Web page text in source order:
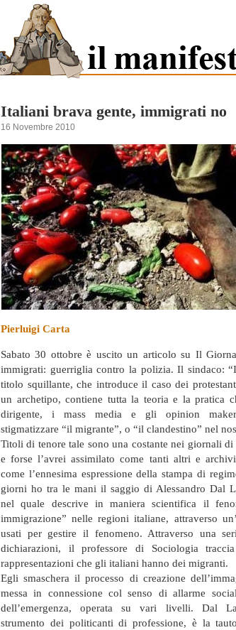
Italiani brava gente, immigrati no
16 Novembre 2010
Pierluigi Carta
Sabato 30 ottobre è uscito un articolo su Il
immigrati: guerriglia contro la polizia. Il sindaco:
titolo squillante, che introduce il caso dei
un archetipo, contiene tutta la teoria e la pratica
dirigente, i mass media e gli opinion
stigmatizzare “il migrante”, o “il clandestino” nel
Titoli di tenore tale sono una costante nei giornali di
e forse l’avrei assimilato come tanti altri e
come l’ennesima espressione della stampa di
giorni ho tra le mani il saggio di Alessandro Dal
nel quale descrive in maniera scientifica il
immigrazione” nelle regioni italiane, attraverso
usati per gestire il fenomeno. Attraverso una
dichiarazioni, il professore di Sociologia
rappresentazioni che gli italiani hanno dei migranti.
Egli smaschera il processo di creazione
messa in connessione col senso di allarme
dell’emergenza, operata su vari livelli. Dal
strumento dei politicanti di professione, è la